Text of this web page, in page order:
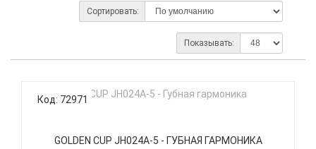
Сортировать:
Показывать:
Код: 72971
GOLDEN CUP JH024A-5 - ГУБНАЯ ГАРМОНИКА